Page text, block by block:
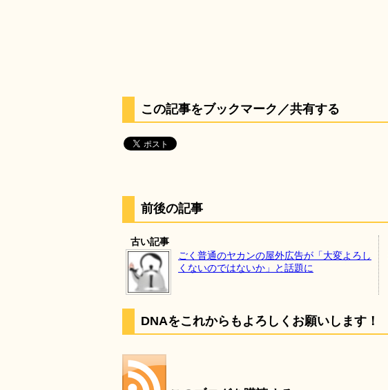
この記事をブックマーク／共有する
前後の記事
古い記事
ごく普通のヤカンの屋外広告が「大変よろし
くないのではないか」と話題に
DNAをこれからもよろしくお願いします！